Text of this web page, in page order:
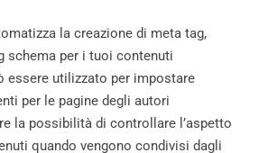
la creazione di meta tag,
schema per i tuoi contenuti
essere utilizzato per impostare
per le pagine degli autori
la possibilità di controllare l’aspetto
quando vengono condivisi dagli